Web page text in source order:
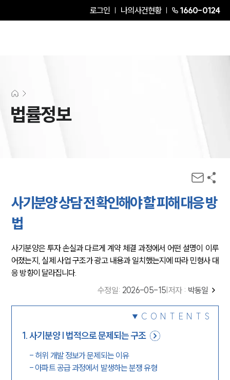
로그인 나의사건현황 1660-0124
법률정보
사기분양 상담 전 확인해야 할 피해 대응 방
법
사기분양은 투자 손실과 다르게 계약 체결 과정에서 어떤 설명이 이루
어졌는지, 실제 사업 구조가 광고 내용과 일치했는지에 따라 민형사 대
응 방향이 달라집니다.
수정일: 2026-05-15 저자 : 박동일
CONTENTS
1.사기분양 | 법적으로 문제되는 구조
- 허위 개발 정보가 문제되는 이유
- 아파트 공급 과정에서 발생하는 분쟁 유형